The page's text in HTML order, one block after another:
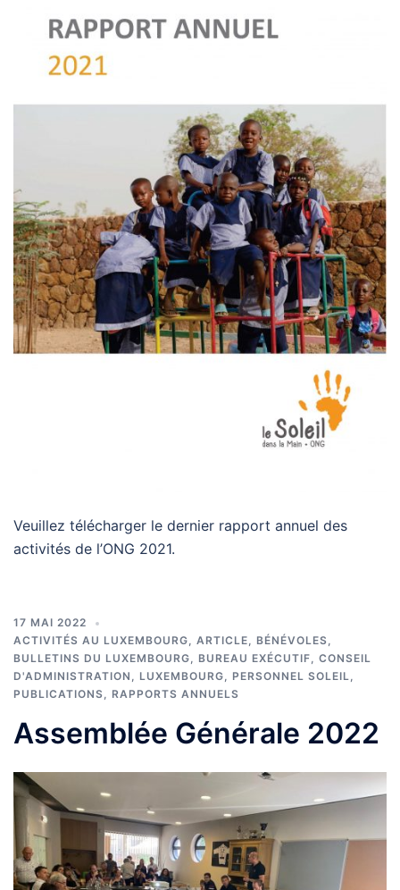
Veuillez télécharger le dernier rapport annuel des
activités de l’ONG 2021.
17 MAI 2022
ACTIVITÉS AU LUXEMBOURG, ARTICLE, BÉNÉVOLES,
BULLETINS DU LUXEMBOURG, BUREAU EXÉCUTIF, CONSEIL
D'ADMINISTRATION , LUXEMBOURG, PERSONNEL SOLEIL,
PUBLICATIONS, RAPPORTS ANNUELS
Assemblée Générale 2022